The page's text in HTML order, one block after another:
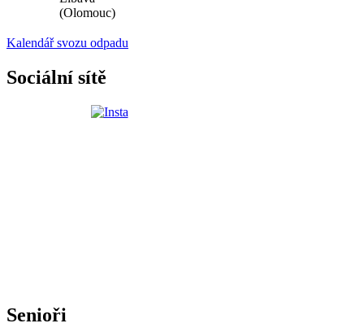
(Olomouc)
Kalendář svozu odpadu
Sociální sítě
Senioři